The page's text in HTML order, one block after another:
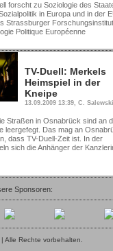
forscht zu Soziologie des
in Europa und in der
Strassburger Forschungsinstitut
Politique Européenne
TV-Duell: Merkels
Heimspiel in der
Kneipe
13.09.2009 13:39, C. Salewski
Straßen in Osnabrück sind an
leergefegt. Das mag an
dass TV-Duell-Zeit ist. In der
sich die Anhänger der
Sponsoren:
| Alle Rechte vorbehalten.